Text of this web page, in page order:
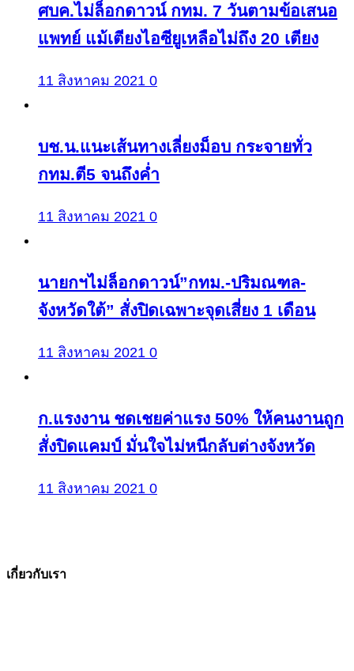
ศบค.ไม่ล็อกดาวน์ กทม. 7 วันตามข้อเสนอ
แพทย์ แม้เตียงไอซียูเหลือไม่ถึง 20 เตียง
11 สิงหาคม 2021 0
บช.น.แนะเส้นทางเลี่ยงม็อบ กระจายทั่ว
กทม.ตี5 จนถึงค่ำ
11 สิงหาคม 2021 0
นายกฯไม่ล็อกดาวน์”กทม.-ปริมณฑล-
จังหวัดใต้” สั่งปิดเฉพาะจุดเสี่ยง 1 เดือน
11 สิงหาคม 2021 0
ก.แรงงาน ชดเชยค่าแรง 50% ให้คนงานถูก
สั่งปิดแคมป์ มั่นใจไม่หนีกลับต่างจังหวัด
11 สิงหาคม 2021 0
เกี่ยวกับเรา